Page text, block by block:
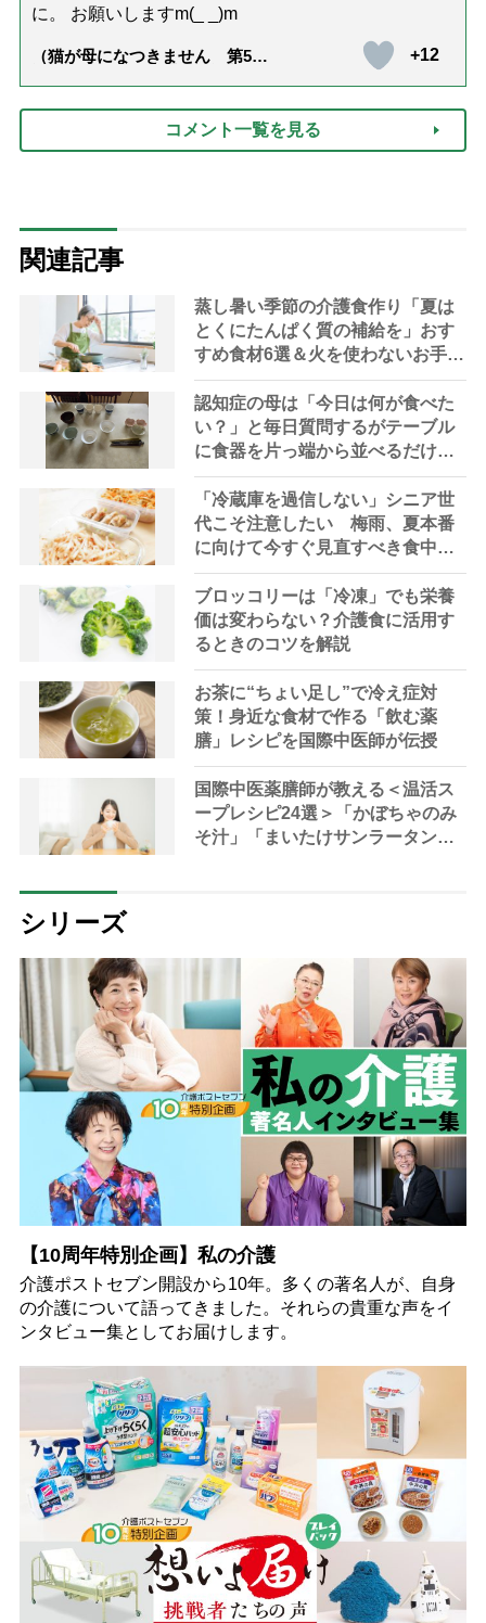
に。 お願いしますm(_ _)m
（猫が母になつきません 第500
+12
コメント一覧を見る
関連記事
蒸し暑い季節の介護食作り「夏は
とくにたんぱく質の補給を」おす
すめ食材6選＆火を使わないお手軽
レシピ3選【管理栄養士提案】
認知症の母は「今日は何が食べた
い？」と毎日質問するがテーブル
に食器を片っ端から並べるだけ―
困った息子の対処法とものがない
現在の台所の意味
「冷蔵庫を過信しない」シニア世
代こそ注意したい 梅雨、夏本番
に向けて今すぐ見直すべき食中毒
対策を家事アドバイザーが指南
ブロッコリーは「冷凍」でも栄養
価は変わらない？介護食に活用す
るときのコツを解説
お茶に“ちょい足し”で冷え症対
策！身近な食材で作る「飲む薬
膳」レシピを国際中医師が伝授
国際中医薬膳師が教える＜温活ス
ープレシピ24選＞「かぼちゃのみ
そ汁」「まいたけサンラータン」
シリーズ
【10周年特別企画】私の介護
介護ポストセブン開設から10年。多くの著名人が、自身
の介護について語ってきました。それらの貴重な声をイ
ンタビュー集としてお届けします。